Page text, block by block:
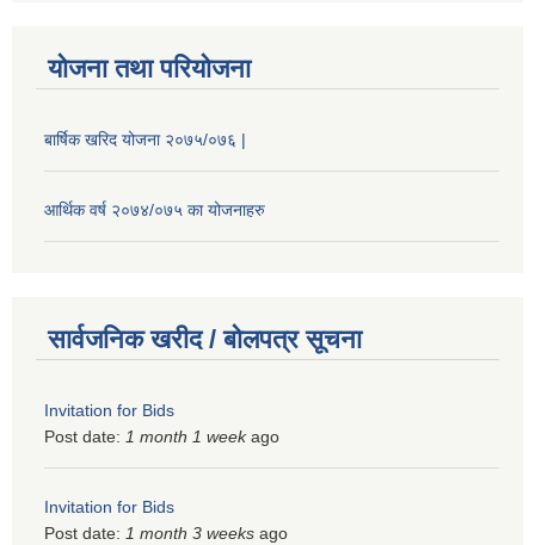
योजना तथा परियोजना
बार्षिक खरिद योजना २०७५/०७६ |
आर्थिक वर्ष २०७४/०७५ का योजनाहरु
सार्वजनिक खरीद / बोलपत्र सूचना
Invitation for Bids
Post date: 1 month 1 weekago
Invitation for Bids
Post date: 1 month 3 weeks ago